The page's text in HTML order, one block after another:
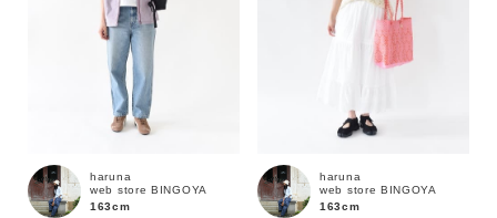
キーワードharuna
web store BINGOYA
163cm
haruna
web store BINGOYA
163cm